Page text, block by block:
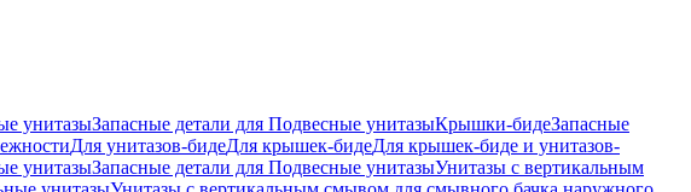
унитазыЗапасные детали для Подвесные унитазыКрышки-бидеЗапасные
Для унитазов-бидеДля крышек-бидеДля крышек-биде и унитазов-
унитазыЗапасные детали для Подвесные унитазыУнитазы с вертикальным